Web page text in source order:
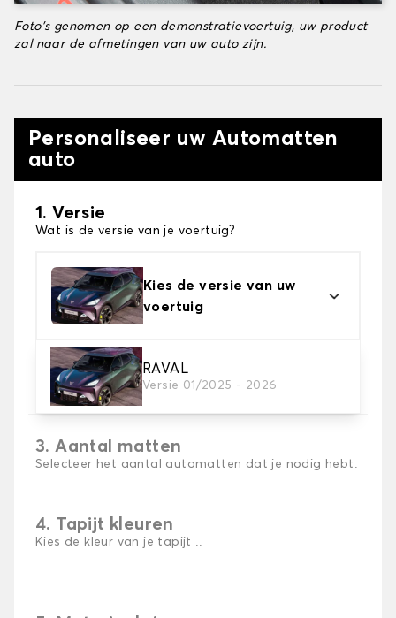
Foto's genomen op een demonstratievoertuig, uw product
zal naar de afmetingen van uw auto zijn.
Personaliseer uw Automatten
auto
1. Versie
Wat is de versie van je voertuig?
Kies de versie van uw
voertuig
RAVAL
Versie 01/2025 - 2026
2. Materiaal
Kies het materiaal van uw automatten
3. Aantal matten
Selecteer het aantal automatten dat je nodig hebt.
4. Tapijt kleuren
Kies de kleur van je tapijt ..